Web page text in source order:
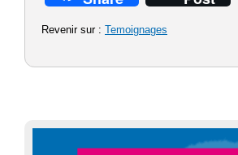
Revenir sur : Temoignages